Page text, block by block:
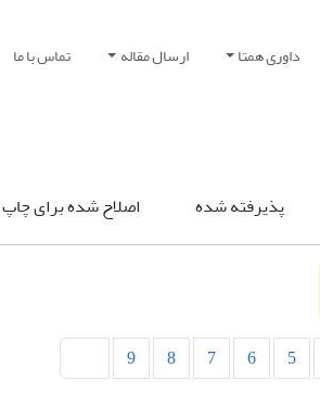
داوری همتا ارسال مقاله تماس با ما
پذیرفته شده اصلاح شده برای چاپ
5
6
7
8
9